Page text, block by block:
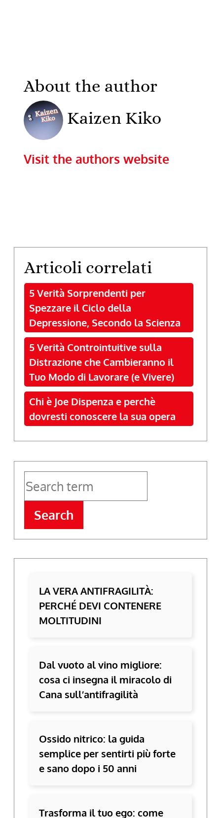
About the author
Kaizen Kiko
Visit the authors website
Articoli correlati
5 Verità Sorprendenti per
Spezzare il Ciclo della
Depressione, Secondo la Scienza
5 Verità Controintuitive sulla
Distrazione che Cambieranno il
Tuo Modo di Lavorare (e Vivere)
Chi è Joe Dispenza e perchè
dovresti conoscere la sua opera
Search
LA VERA ANTIFRAGILITÀ:
PERCHÉ DEVI CONTENERE
MOLTITUDINI
Dal vuoto al vino migliore:
cosa ci insegna il miracolo di
Cana sull’antifragilità
Ossido nitrico: la guida
semplice per sentirti più forte
e sano dopo i 50 anni
Trasforma il tuo ego: come